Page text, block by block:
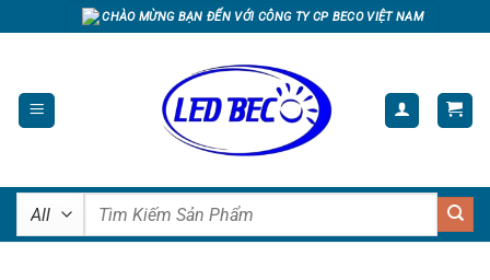
to
CHÀO MỪNG BẠN ĐẾN VỚI CÔNG TY CP BECO VIỆT NAM
kiếm: